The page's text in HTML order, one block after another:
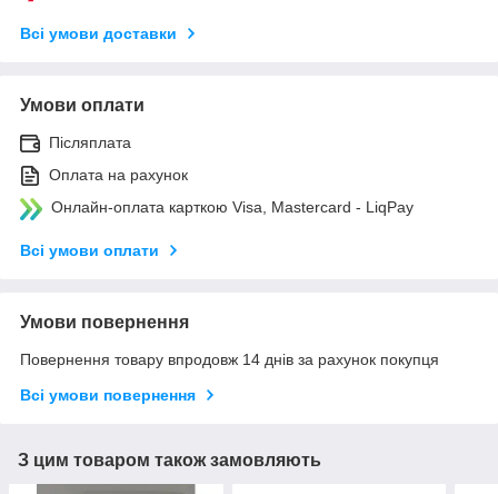
Всі умови доставки
Умови оплати
Післяплата
Оплата на рахунок
Онлайн-оплата карткою Visa, Mastercard - LiqPay
Всі умови оплати
Умови повернення
Повернення товару впродовж 14 днів за рахунок покупця
Всі умови повернення
З цим товаром також замовляють